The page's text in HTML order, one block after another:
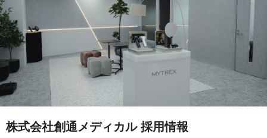
株式会社創通メディカル 採用情報